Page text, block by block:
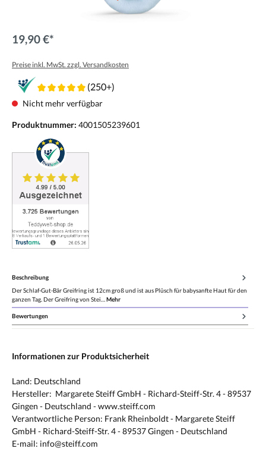
19,90 €*
Preise inkl. MwSt. zzgl. Versandkosten
(250+)
Nicht mehr verfügbar
Produktnummer: 4001505239601
Beschreibung
Der Schlaf-Gut-Bär Greifring ist 12cm groß und ist aus Plüsch für babysanfte Haut für den
ganzen Tag. Der Greifring von Stei… Mehr
Bewertungen
Informationen zur Produktsicherheit
Land: Deutschland
Hersteller: Margarete Steiff GmbH - Richard-Steiff-Str. 4 - 89537
Gingen - Deutschland - www.steiff.com
Verantwortliche Person: Frank Rheinboldt - Margarete Steiff
GmbH - Richard-Steiff-Str. 4 - 89537 Gingen - Deutschland
E-mail: info@steiff.com